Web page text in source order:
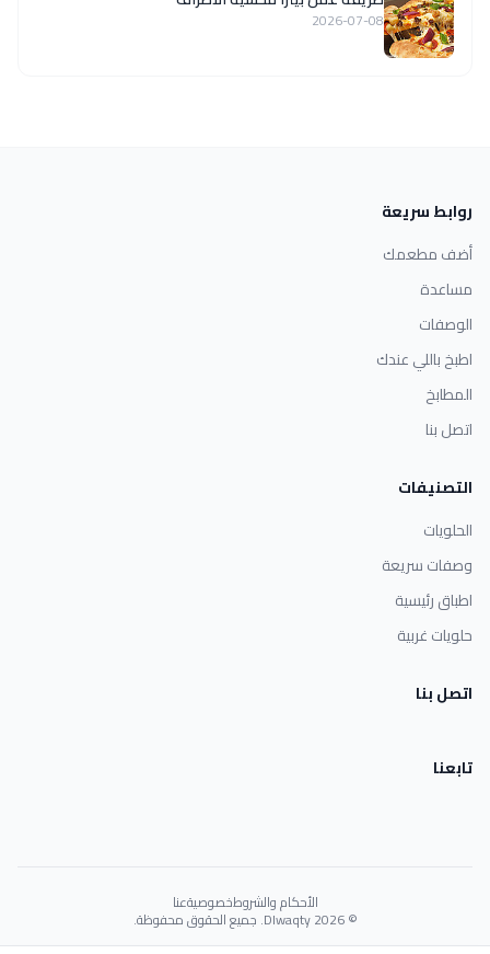
2026-07-08
روابط سريعة
أضف مطعمك
مساعدة
الوصفات
اطبخ باللي عندك
المطابخ
اتصل بنا
التصنيفات
الحلويات
وصفات سريعة
اطباق رئيسية
حلويات غربية
اتصل بنا
تابعنا
الأحكام والشروطخصوصيةعنا
© 2026 Dlwaqty. جميع الحقوق محفوظة.